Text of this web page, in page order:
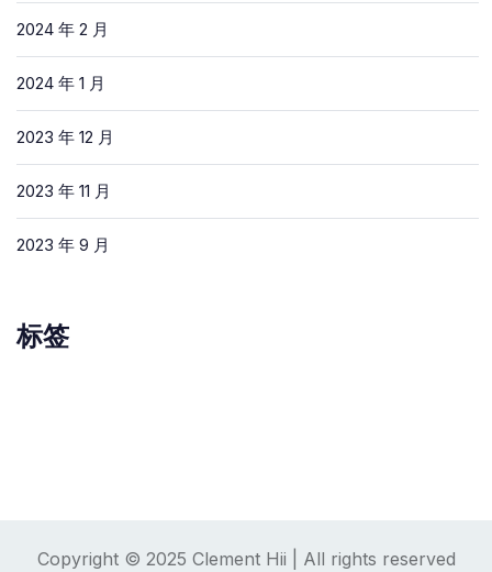
2024 年 2 月
2024 年 1 月
2023 年 12 月
2023 年 11 月
2023 年 9 月
标签
Copyright © 2025 Clement Hii | All rights reserved